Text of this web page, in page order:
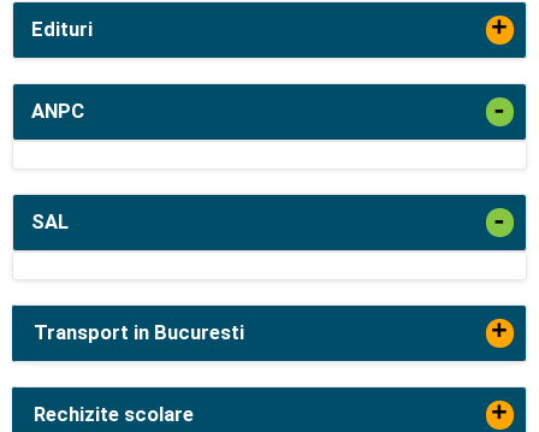
Edituri +
ANPC -
SAL -
Transport in Bucuresti +
Rechizite scolare +